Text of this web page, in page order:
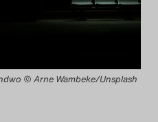
Blog
Blog
© Arne Wambeke/Unsplash